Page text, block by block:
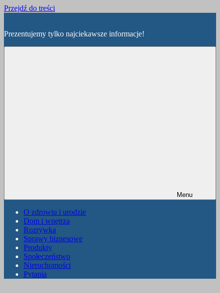
Przejdź do treści
Prezentujemy tylko najciekawsze informacje!
Menu
O zdrowiu i urodzie
Dom i wnętrza
Rozrywka
Sprawy biznesowe
Produkty
Społeczeństwo
Nieruchomości
Pytania